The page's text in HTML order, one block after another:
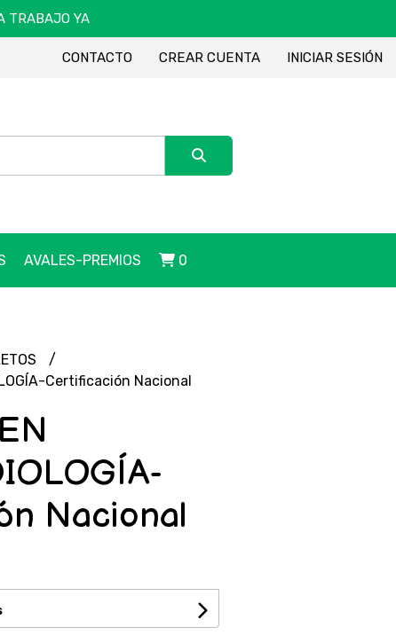
TRABAJO YA
CONTACTO CREAR CUENTA INICIAR SESIÓN
AVALES-PREMIOS 0
Certificación Nacional
Nacional